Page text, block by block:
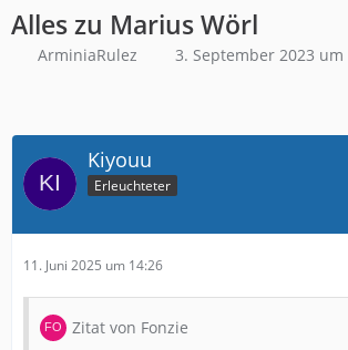
Alles zu Marius Wörl
ArminiaRulez 3. September 2023 um
Kiyouu
Erleuchteter
11. Juni 2025 um 14:26
Zitat von Fonzie